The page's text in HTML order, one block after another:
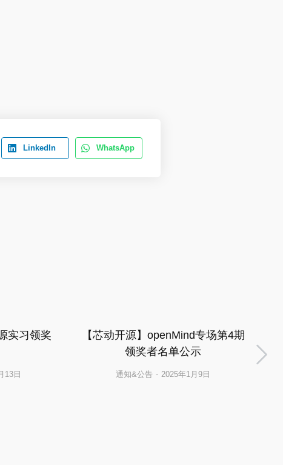
LinkedIn WhatsApp
实习领奖
13日
【芯动开源】openMind专场第4期
领奖者名单公示
通知&公告 2025年1月9日